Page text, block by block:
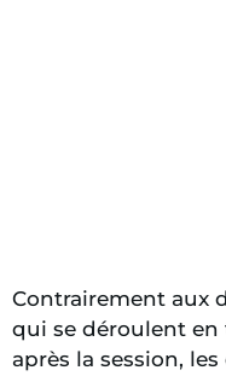
Contrairement aux
qui se déroulent
après la session,